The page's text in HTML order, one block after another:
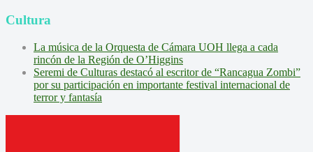
Cultura
La música de la Orquesta de Cámara UOH llega a cada
rincón de la Región de O’Higgins
Seremi de Culturas destacó al escritor de “Rancagua Zombi”
por su participación en importante festival internacional de
terror y fantasía